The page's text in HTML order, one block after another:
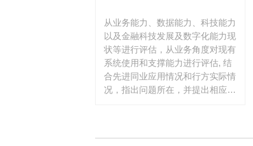
从业务能力、数据能力、科技能力
以及金融科技发展及数字化能力现
状等进行评估，从业务角度对现有
系统使用和支撑能力进行评估, 结
合先进同业应用情况和行方实际情
况，指出问题所在，并提出相应的